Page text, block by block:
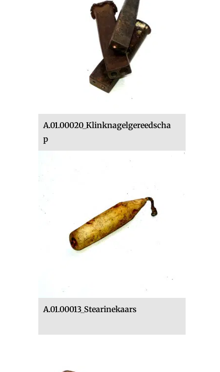
A.01.00020_Klinknagelgereedscha
p
A.01.00013_Stearinekaars